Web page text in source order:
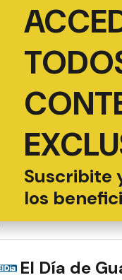
Suscribite
los
El Día de